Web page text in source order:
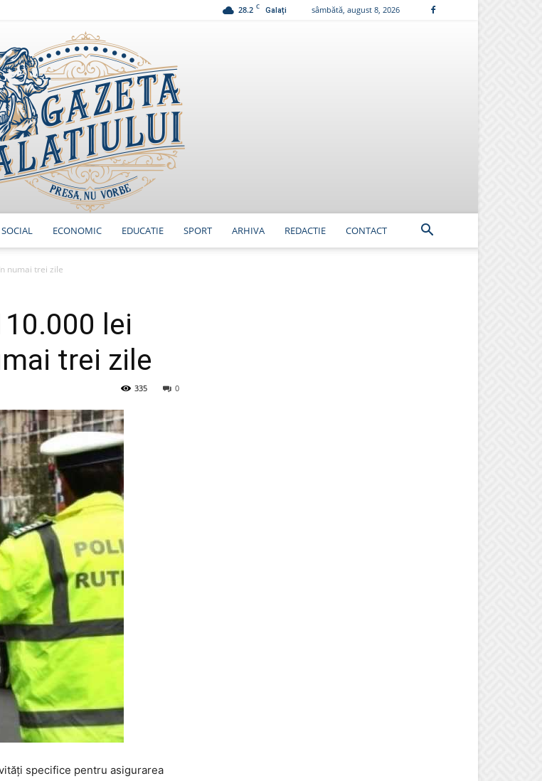
28.2 C Galați sâmbătă, august 8, 2026
SOCIAL ECONOMIC EDUCATIE SPORT ARHIVA REDACTIE CONTACT
numai trei zile
lei
trei zile
0
335
specifice pentru asigurarea